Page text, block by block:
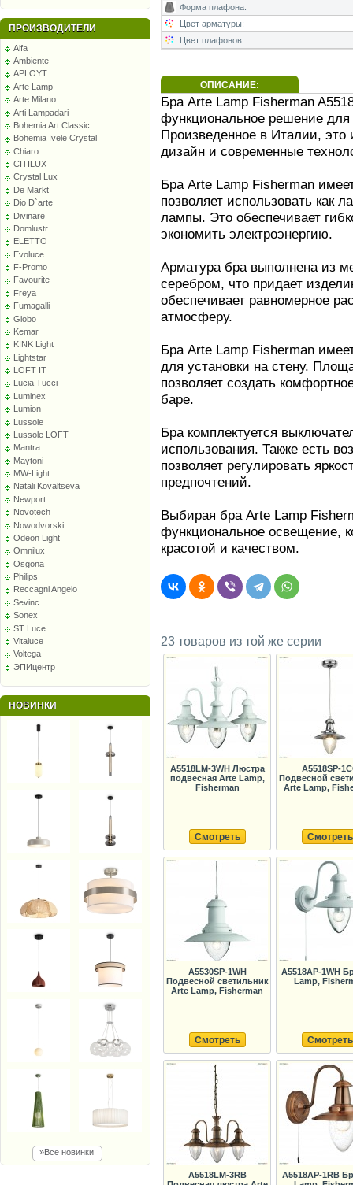
ПРОИЗВОДИТЕЛИ
Alfa
Ambiente
APLOYT
Arte Lamp
Arte Milano
Arti Lampadari
Bohemia Art Classic
Bohemia Ivele Crystal
Chiaro
CITILUX
Crystal Lux
De Markt
Dio D`arte
Divinare
Domlustr
ELETTO
Evoluce
F-Promo
Favourite
Freya
Fumagalli
Globo
Kemar
KINK Light
Lightstar
LOFT IT
Lucia Tucci
Luminex
Lumion
Lussole
Lussole LOFT
Mantra
Maytoni
MW-Light
Natali Kovaltseva
Newport
Novotech
Nowodvorski
Odeon Light
Omnilux
Osgona
Philips
Reccagni Angelo
Sevinc
Sonex
ST Luce
Vitaluce
Voltega
ЭПИцентр
НОВИНКИ
»Все новинки
Форма плафона:
Цвет арматуры:
Цвет плафонов:
ОПИСАНИЕ:
Бра Arte Lamp Fisherman
функциональное решение
Произведенное в Италии, это
дизайн и современные
Бра Arte Lamp Fisherman
позволяет использовать как
лампы. Это обеспечивает
экономить электроэнергию.
Арматура бра выполнена из
серебром, что придает
обеспечивает равномерное
атмосферу.
Бра Arte Lamp Fisherman
для установки на стену.
позволяет создать
баре.
Бра комплектуется
использования. Также есть
позволяет регулировать
предпочтений.
Выбирая бра Arte Lamp
функциональное освещение,
красотой и качеством.
23 товаров из той же серии
A5518LM-3WH Люстра
подвесная Arte Lamp,
Fisherman
Смотреть
A5518SP-
Подвесной
Arte Lamp,
Смотреть
A5530SP-1WH
Подвесной светильник
Arte Lamp, Fisherman
Смотреть
A5518AP-1WH
Lamp,
Смотреть
A5518LM-3RB
A5518AP-1RB